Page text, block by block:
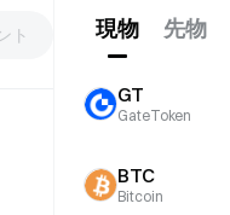
ト 現物 先物
GT
GateToken
BTC
Bitcoin